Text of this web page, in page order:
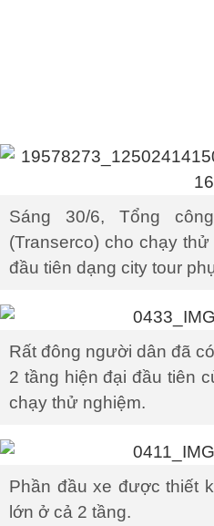
Sáng 30/6, Tổng
(Transerco) cho chạy
đầu tiên dạng city tour
Rất đông người dân đã
2 tầng hiện đại đầu tiên
chạy thử nghiệm.
Phần đầu xe được thiết
lớn ở cả 2 tầng.